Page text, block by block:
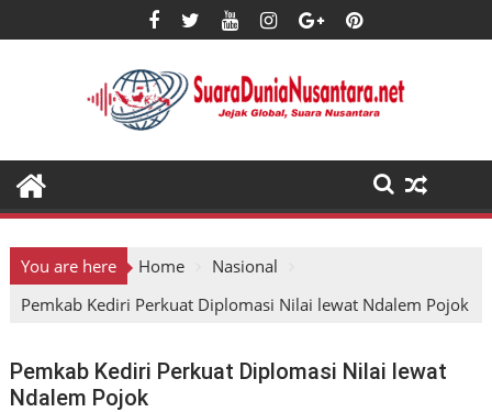
to
You are here Home
Nasional
Pemkab Kediri Perkuat Diplomasi Nilai lewat Ndalem Pojok
Pemkab Kediri Perkuat Diplomasi Nilai lewat
Ndalem Pojok